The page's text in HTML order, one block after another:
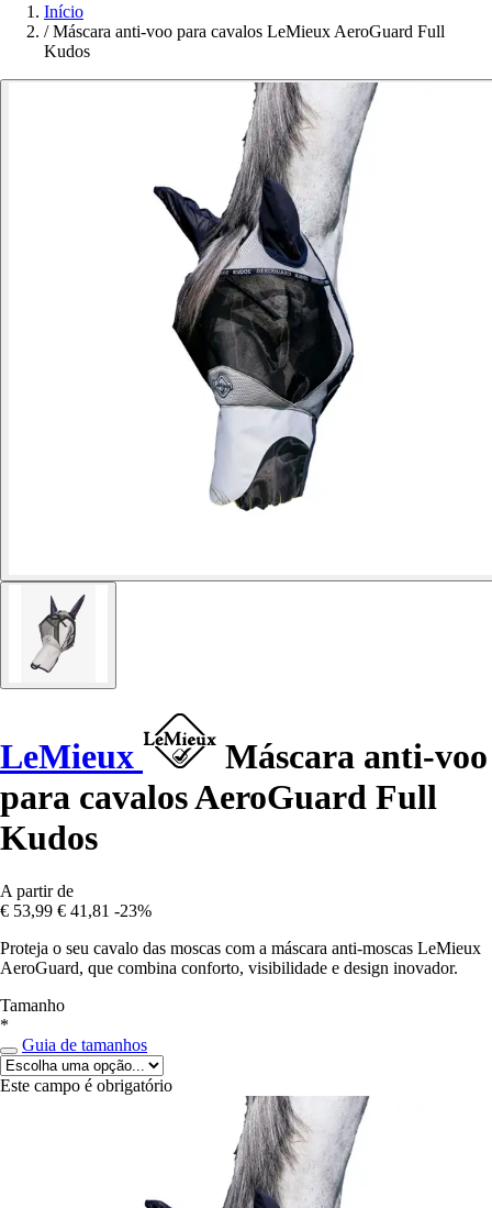
Início
/ Máscara anti-voo para cavalos LeMieux AeroGuard Full
Kudos
LeMieux
Máscara anti-voo
para cavalos AeroGuard Full
Kudos
A partir de
€ 53,99 € 41,81 -23%
Proteja o seu cavalo das moscas com a máscara anti-moscas LeMieux
AeroGuard, que combina conforto, visibilidade e design inovador.
Tamanho
*
Guia de tamanhos
Este campo é obrigatório